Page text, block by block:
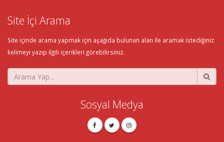
Site İçi Arama
Site içinde arama yapmak için aşağıda bulunan alan ile aramak istediğiniz
kelimeyi yazıp ilgili içerikleri görebilirsiniz.
Sosyal Medya